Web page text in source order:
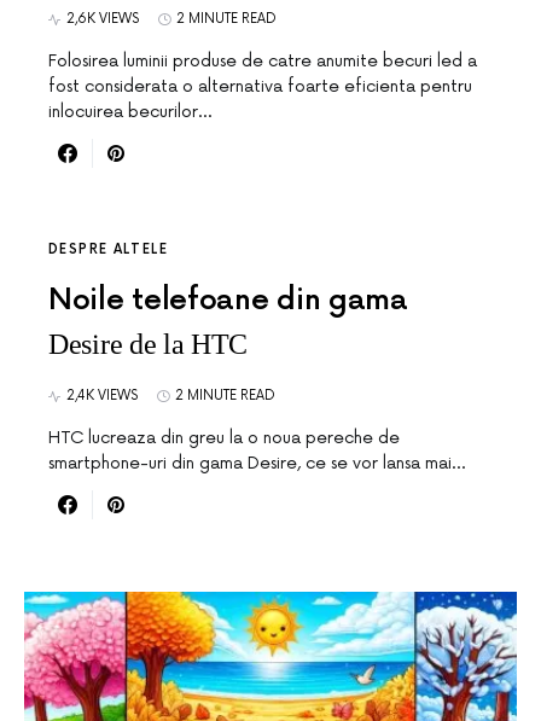
2,6K VIEWS 2 MINUTE READ
Folosirea luminii produse de catre anumite becuri led a
fost considerata o alternativa foarte eficienta pentru
inlocuirea becurilor…
DESPRE ALTELE
Noile telefoane din gama
Desire de la HTC
2,4K VIEWS 2 MINUTE READ
HTC lucreaza din greu la o noua pereche de
smartphone-uri din gama Desire, ce se vor lansa mai…